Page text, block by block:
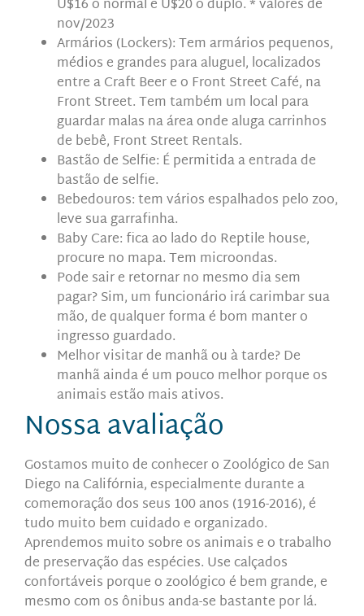
U$16 o normal e U$20 o duplo. * valores de
nov/2023
Armários (Lockers): Tem armários pequenos,
médios e grandes para aluguel, localizados
entre a Craft Beer e o Front Street Café, na
Front Street. Tem também um local para
guardar malas na área onde aluga carrinhos
de bebê, Front Street Rentals.
Bastão de Selfie: É permitida a entrada de
bastão de selfie.
Bebedouros: tem vários espalhados pelo zoo,
leve sua garrafinha.
Baby Care: fica ao lado do Reptile house,
procure no mapa. Tem microondas.
Pode sair e retornar no mesmo dia sem
pagar? Sim, um funcionário irá carimbar sua
mão, de qualquer forma é bom manter o
ingresso guardado.
Melhor visitar de manhã ou à tarde? De
manhã ainda é um pouco melhor porque os
animais estão mais ativos.
Nossa avaliação
Gostamos muito de conhecer o Zoológico de San
Diego na Califórnia, especialmente durante a
comemoração dos seus 100 anos (1916-2016), é
tudo muito bem cuidado e organizado.
Aprendemos muito sobre os animais e o trabalho
de preservação das espécies. Use calçados
confortáveis porque o zoológico é bem grande, e
mesmo com os ônibus anda-se bastante por lá.